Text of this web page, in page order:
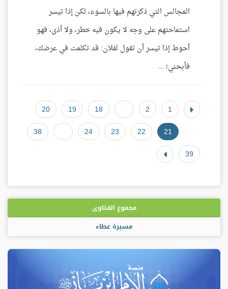
المجالس التي ذكرتهم فيها بالسوء، لكن إذا تيسر
استماحتهم على وجه لا يكون فيه خطر، ولا أذى، فهو
أحوط إذا تيسر أن تقول لفلان: قد تكلمت في عرضك،
فأبحني؛ ...
1
2
18
19
20
21
22
23
24
38
39
مجموع الفتاوى
مسيرة عطاء